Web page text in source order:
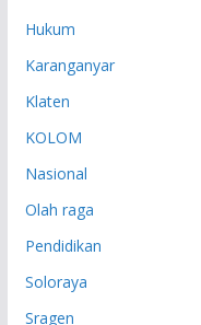
Hukum
Karanganyar
Klaten
KOLOM
Nasional
Olah raga
Pendidikan
Soloraya
Sragen